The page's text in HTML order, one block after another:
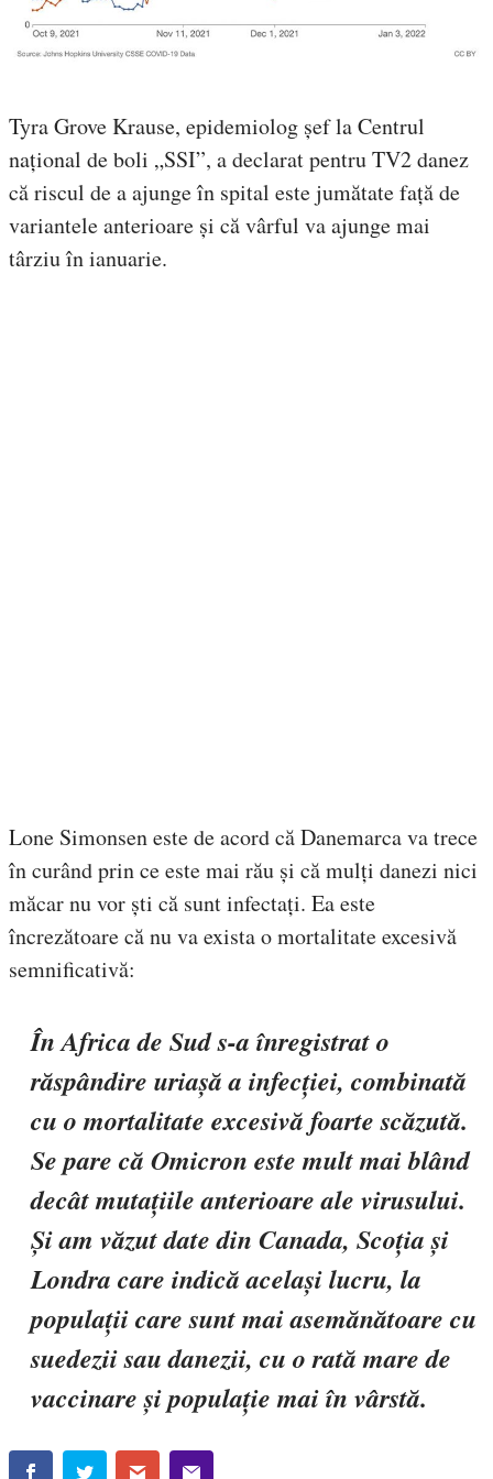
Tyra Grove Krause, epidemiolog șef la Centrul
național de boli „SSI”, a declarat pentru TV2 danez
că riscul de a ajunge în spital este jumătate față de
variantele anterioare și că vârful va ajunge mai
târziu în ianuarie.
Lone Simonsen este de acord că Danemarca va trece
în curând prin ce este mai rău și că mulți danezi nici
măcar nu vor ști că sunt infectați. Ea este
încrezătoare că nu va exista o mortalitate excesivă
semnificativă:
În Africa de Sud s-a înregistrat o
răspândire uriașă a infecției, combinată
cu o mortalitate excesivă foarte scăzută.
Se pare că Omicron este mult mai blând
decât mutațiile anterioare ale virusului.
Și am văzut date din Canada, Scoția și
Londra care indică același lucru, la
populații care sunt mai asemănătoare cu
suedezii sau danezii, cu o rată mare de
vaccinare și populație mai în vârstă.